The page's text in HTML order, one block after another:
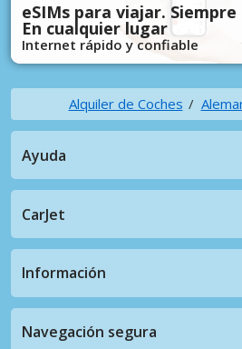
eSIMs para viajar.
En cualquier lugar
Internet rápido y confiable
Alquiler de Coches
Ayuda
CarJet
Información
Navegación segura